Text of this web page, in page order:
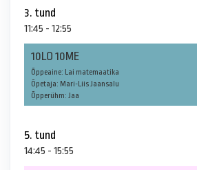
3. tund
11:45 - 12:55
10LO 10ME
Õppeaine: Lai matemaatika
Õpetaja: Mari-Liis Jaansalu
Õpperühm: Jaa
5. tund
14:45 - 15:55